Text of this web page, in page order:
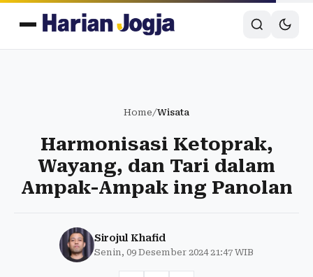
Home/Wisata
Harmonisasi Ketoprak,
Wayang, dan Tari dalam
Ampak-Ampak ing Panolan
Sirojul Khafid
Senin, 09 Desember 2024 21:47 WIB